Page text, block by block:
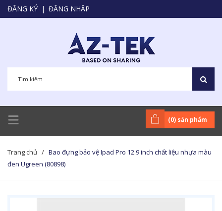
ĐĂNG KÝ | ĐĂNG NHẬP
(0) sản phẩm
Trang chủ / Bao đựng bảo vệ Ipad Pro 12.9 inch chất liệu nhựa màu
đen Ugreen (80898)